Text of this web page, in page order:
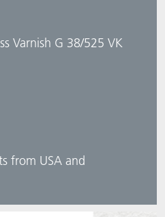
Varnish G 38/525 VK
from USA and